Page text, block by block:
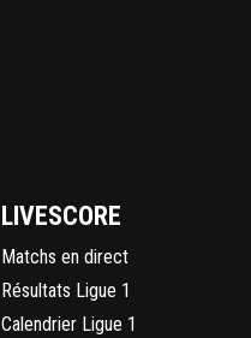
LIVESCORE
Matchs en direct
Résultats Ligue 1
Calendrier Ligue 1